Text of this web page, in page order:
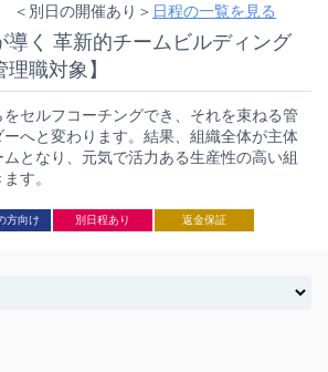
＜別日の開催あり＞ 日程の一覧を見る
導く 革新的チームビルディング
理職対象】
セルフコーチングでき、それを束ねる管
へと変わります。結果、組織全体が主体
となり、元気で活力ある生産性の高い組
す。
方向け 別日程あり 返金保証